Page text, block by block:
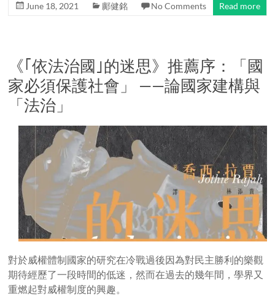
June 18, 2021 鄺健銘 No Comments Read more
《｢依法治國｣的迷思》推薦序：「國
家必須保護社會」 ——論國家建構與
「法治」
對於威權體制國家的研究在冷戰過後因為對民主勝利的樂觀
期待經歷了一段時間的低迷，然而在過去的幾年間，學界又
重燃起對威權制度的興趣。